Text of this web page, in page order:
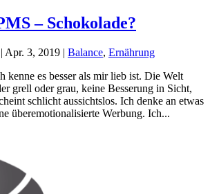
– Schokolade?
| Apr. 3, 2019 | Balance, Ernährung
kenne es besser als mir lieb ist. Die Welt
grell oder grau, keine Besserung in Sicht,
schlicht aussichtslos. Ich denke an etwas
überemotionalisierte Werbung. Ich...